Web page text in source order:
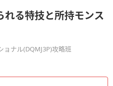
れる特技と所持モンス
ョナル(DQMJ3P)攻略班